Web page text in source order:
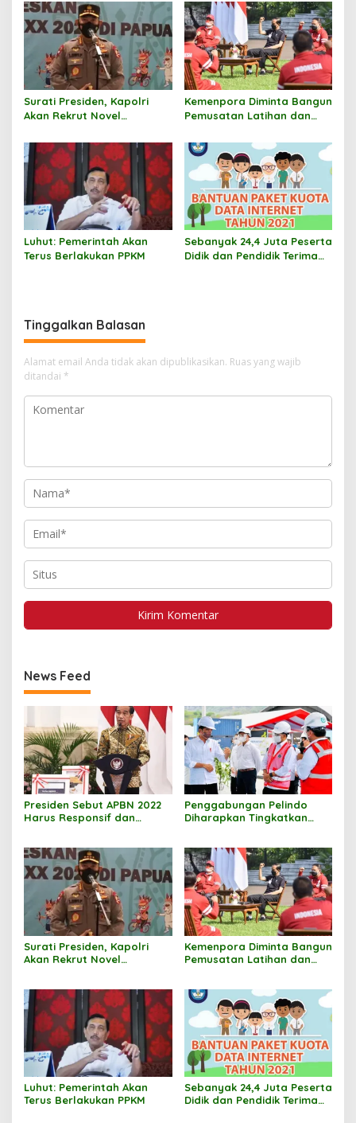
Surati Presiden, Kapolri
Akan Rekrut Novel
Kemenpora Diminta Bangun
Pemusatan Latihan dan
Disabilitas
Luhut: Pemerintah Akan
Terus Berlakukan PPKM
Sebanyak 24,4 Juta Peserta
Didik dan Pendidik Terima
Tinggalkan Balasan
Alamat email Anda tidak akan dipublikasikan. Ruas yang wajib
ditandai *
News Feed
Presiden Sebut APBN 2022
Harus Responsif dan
Penggabungan Pelindo
Diharapkan Tingkatkan
Surati Presiden, Kapolri
Akan Rekrut Novel
Kemenpora Diminta Bangun
Pemusatan Latihan dan
Luhut: Pemerintah Akan
Terus Berlakukan PPKM
Sebanyak 24,4 Juta Peserta
Didik dan Pendidik Terima